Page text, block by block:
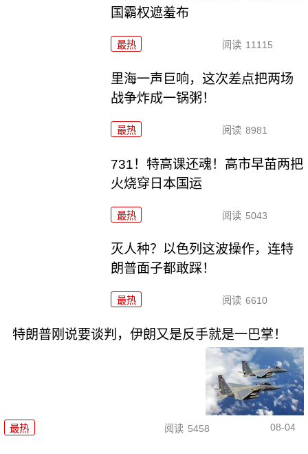
国霸权遮羞布
最热 阅读 11115
里海一声巨响，这次差点把两场
战争炸成一锅粥！
最热 阅读 8981
731！特高课还魂！高市早苗两把
火烧穿日本国运
最热 阅读 5043
灭人种？以色列这波操作，连特
朗普面子都敢踩！
最热 阅读 6610
特朗普刚说要谈判，伊朗又是反手就是一巴掌！
最热 阅读 5458 08-04